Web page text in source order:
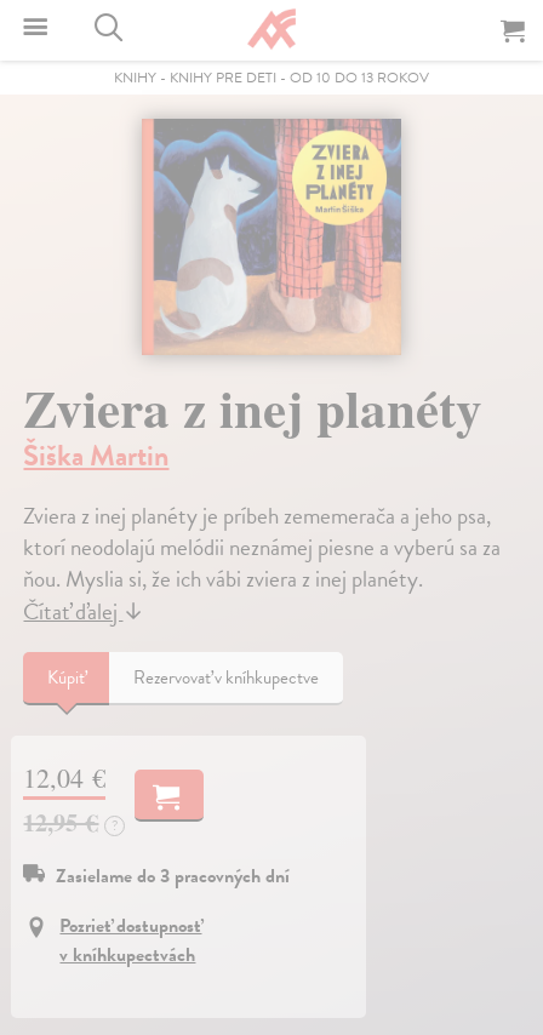
KNIHY - KNIHY PRE DETI - OD 10 DO 13 ROKOV
Zviera z inej planéty
Šiška Martin
Zviera z inej planéty je príbeh zememerača a jeho psa,
ktorí neodolajú melódii neznámej piesne a vyberú sa za
ňou. Myslia si, že ich vábi zviera z inej planéty.
Čítať ďalej ↓
Kúpiť Rezervovať v kníhkupectve
12,04 €
12,95 €
?
Zasielame do 3 pracovných dní
Pozrieť dostupnosť
v kníhkupectvách